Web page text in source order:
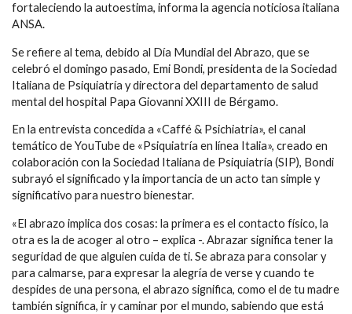
fortaleciendo la autoestima, informa la agencia noticiosa italiana
ANSA.
Se refiere al tema, debido al Día Mundial del Abrazo, que se
celebró el domingo pasado, Emi Bondi, presidenta de la Sociedad
Italiana de Psiquiatría y directora del departamento de salud
mental del hospital Papa Giovanni XXIII de Bérgamo.
En la entrevista concedida a «Caffé & Psichiatria», el canal
temático de YouTube de «Psiquiatría en línea Italia», creado en
colaboración con la Sociedad Italiana de Psiquiatría (SIP), Bondi
subrayó el significado y la importancia de un acto tan simple y
significativo para nuestro bienestar.
«El abrazo implica dos cosas: la primera es el contacto físico, la
otra es la de acoger al otro – explica -. Abrazar significa tener la
seguridad de que alguien cuida de ti. Se abraza para consolar y
para calmarse, para expresar la alegría de verse y cuando te
despides de una persona, el abrazo significa, como el de tu madre
también significa, ir y caminar por el mundo, sabiendo que está